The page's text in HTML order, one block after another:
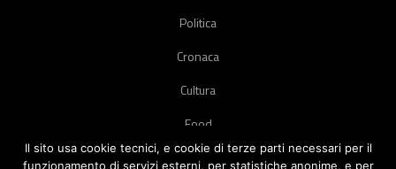
Politica
Cronaca
Cultura
Food
Green
Il sito usa cookie tecnici, e cookie di terze parti necessari per il
funzionamento di servizi esterni, per statistiche anonime, e per